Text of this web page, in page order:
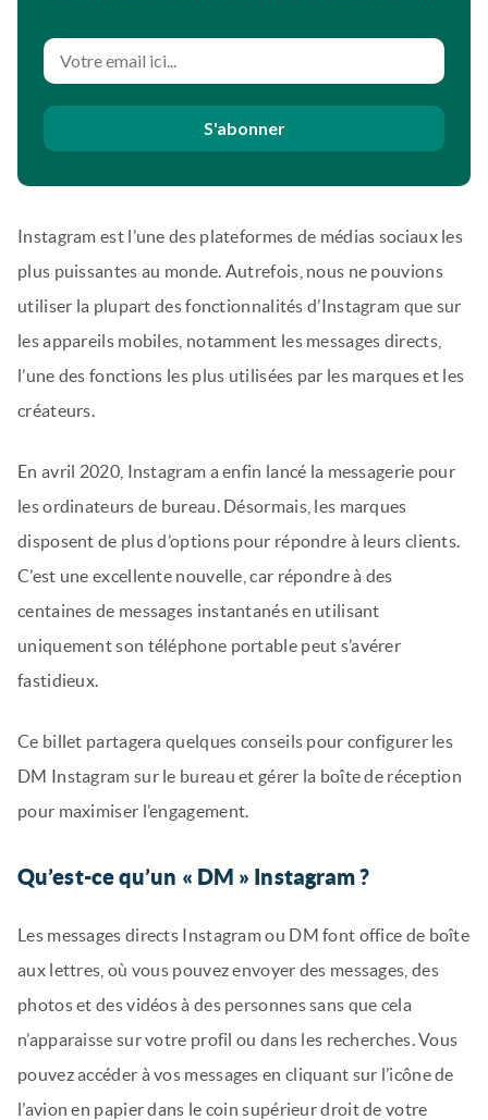
S'abonner
Instagram est l’une des plateformes de médias sociaux les
plus puissantes au monde. Autrefois, nous ne pouvions
utiliser la plupart des fonctionnalités d’Instagram que sur
les appareils mobiles, notamment les messages directs,
l’une des fonctions les plus utilisées par les marques et les
créateurs.
En avril 2020, Instagram a enfin lancé la messagerie pour
les ordinateurs de bureau. Désormais, les marques
disposent de plus d’options pour répondre à leurs clients.
C’est une excellente nouvelle, car répondre à des
centaines de messages instantanés en utilisant
uniquement son téléphone portable peut s’avérer
fastidieux.
Ce billet partagera quelques conseils pour configurer les
DM Instagram sur le bureau et gérer la boîte de réception
pour maximiser l’engagement.
Qu’est-ce qu’un « DM » Instagram ?
Les messages directs Instagram ou DM font office de boîte
aux lettres, où vous pouvez envoyer des messages, des
photos et des vidéos à des personnes sans que cela
n’apparaisse sur votre profil ou dans les recherches. Vous
pouvez accéder à vos messages en cliquant sur l’icône de
l’avion en papier dans le coin supérieur droit de votre